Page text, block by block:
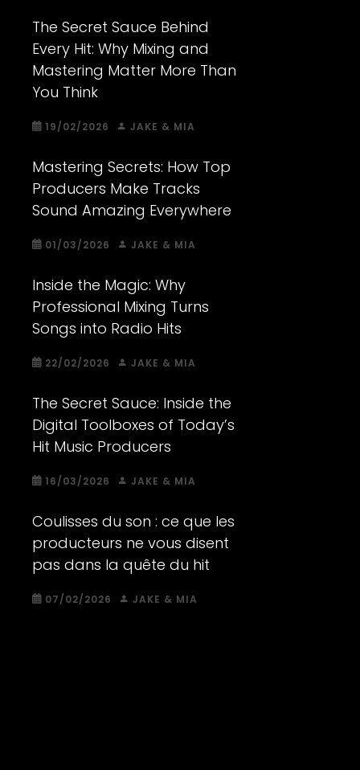
The Secret Sauce Behind
Every Hit: Why Mixing and
Mastering Matter More Than
You Think
19/02/2026 JAKE & MIA
Mastering Secrets: How Top
Producers Make Tracks
Sound Amazing Everywhere
01/03/2026 JAKE & MIA
Inside the Magic: Why
Professional Mixing Turns
Songs into Radio Hits
22/02/2026 JAKE & MIA
The Secret Sauce: Inside the
Digital Toolboxes of Today’s
Hit Music Producers
16/03/2026 JAKE & MIA
Coulisses du son : ce que les
producteurs ne vous disent
pas dans la quête du hit
07/02/2026 JAKE & MIA